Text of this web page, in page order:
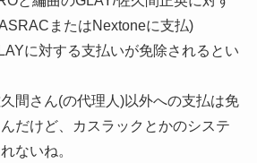
またはNextoneに支払)
に対する支払いが免除されるとい
間さん(の代理人)以外への支払は免
だけど、カスラックとかのシステ
ないね。